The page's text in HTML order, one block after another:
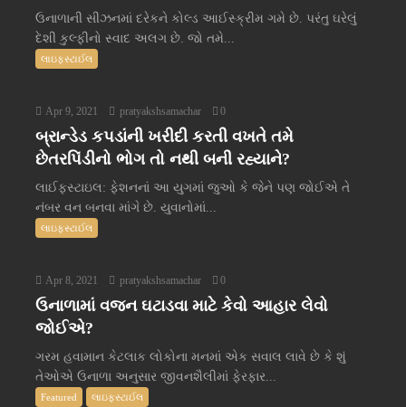
ઉનાળાની સીઝનમાં દરેકને કોલ્ડ આઈસ્ક્રીમ ગમે છે. પરંતુ ઘરેલું
દેશી કુલ્ફીનો સ્વાદ અલગ છે. જો તમે...
લાઇફસ્ટાઈલ
Apr 9, 2021 pratyakshsamachar 0
બ્રાન્ડેડ કપડાંની ખરીદી કરતી વખતે તમે
છેતરપિંડીનો ભોગ તો નથી બની રહ્યાને?
લાઈફસ્ટાઇલ: ફેશનનાં આ યુગમાં જુઓ કે જેને પણ જોઈએ તે
નંબર વન બનવા માંગે છે. યુવાનોમાં...
લાઇફસ્ટાઈલ
Apr 8, 2021 pratyakshsamachar 0
ઉનાળામાં વજન ઘટાડવા માટે કેવો આહાર લેવો
જોઈએ?
ગરમ હવામાન કેટલાક લોકોના મનમાં એક સવાલ લાવે છે કે શું
તેઓએ ઉનાળા અનુસાર જીવનશૈલીમાં ફેરફાર...
Featured લાઇફસ્ટાઈલ